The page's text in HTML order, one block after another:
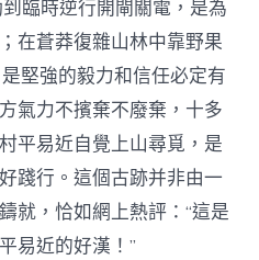
臨時逆行開閘關電，是為
在蒼莽復雜山林中靠野果
堅強的毅力和信任必定有
氣力不擯棄不廢棄，十多
平易近自覺上山尋覓，是
踐行。這個古跡并非由一
就，恰如網上熱評：“這是
易近的好漢！”